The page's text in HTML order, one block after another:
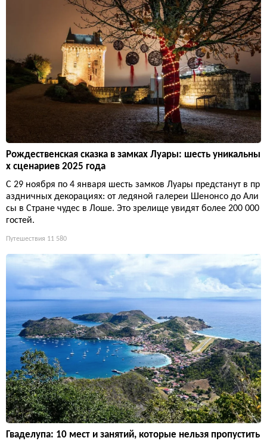
Рождественская сказка в замках Луары: шесть уникальны
х сценариев 2025 года
С 29 ноября по 4 января шесть замков Луары предстанут в пр
аздничных декорациях: от ледяной галереи Шенонсо до Али
сы в Стране чудес в Лоше. Это зрелище увидят более 200 000
гостей.
Путешествия 11 580
Гваделупа: 10 мест и занятий, которые нельзя пропустить